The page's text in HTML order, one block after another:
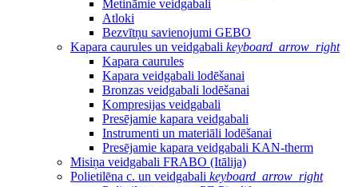
Metināmie veidgabali
Atloki
Bezvītņu savienojumi GEBO
Kapara caurules un veidgabali keyboard_arrow_right
Kapara caurules
Kapara veidgabali lodēšanai
Bronzas veidgabali lodēšanai
Kompresijas veidgabali
Presējamie kapara veidgabali
Instrumenti un materiāli lodēšanai
Presējamie kapara veidgabali KAN-therm
Misiņa veidgabali FRABO (Itālija)
Polietilēna c. un veidgabali keyboard_arrow_right